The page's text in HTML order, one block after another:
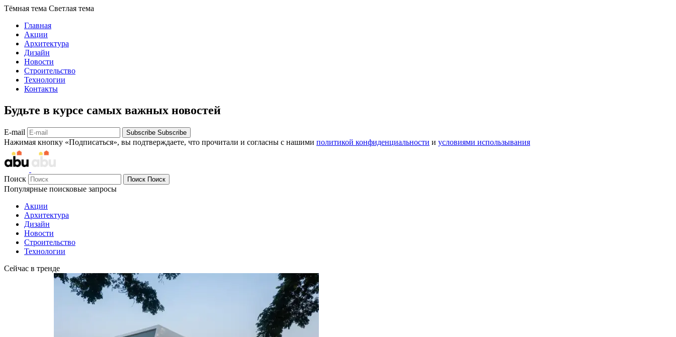
Тёмная тема Светлая тема
Главная
Акции
Архитектура
Дизайн
Новости
Строительство
Технологии
Контакты
Будьте в курсе самых важных новостей
E-mail Subscribe Subscribe
Нажимая кнопку «Подписаться», вы подтверждаете, что прочитали и согласны с нашими политикой конфиденциальности и условиями использывания
Поиск Поиск Поиск
Популярные поисковые запросы
Акции
Архитектура
Дизайн
Новости
Строительство
Технологии
Сейчас в тренде